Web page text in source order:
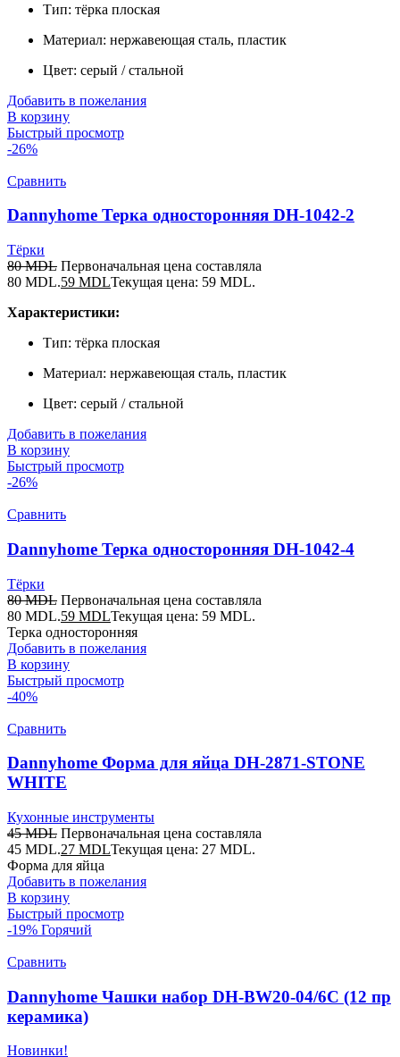
Тип: тёрка плоская
Материал: нержавеющая сталь, пластик
Цвет: серый / стальной
Добавить в пожелания
В корзину
Быстрый просмотр
-26%
Сравнить
Dannyhome Терка односторонняя DH-1042-2
Тёрки
80MDL Первоначальная цена составляла
80 MDL.59 MDLТекущая цена: 59 MDL.
Характеристики:
Тип: тёрка плоская
Материал: нержавеющая сталь, пластик
Цвет: серый / стальной
Добавить в пожелания
В корзину
Быстрый просмотр
-26%
Сравнить
Dannyhome Терка односторонняя DH-1042-4
Тёрки
80MDL Первоначальная цена составляла
80 MDL.59 MDLТекущая цена: 59 MDL.
Терка односторонняя
Добавить в пожелания
В корзину
Быстрый просмотр
-40%
Сравнить
Dannyhome Форма для яйца DH-2871-STONE
WHITE
Кухонные инструменты
45MDL Первоначальная цена составляла
45 MDL.27 MDLТекущая цена: 27 MDL.
Форма для яйца
Добавить в пожелания
В корзину
Быстрый просмотр
-19% Горячий
Сравнить
Dannyhome Чашки набор DH-BW20-04/6C (12 пр
керамика)
Новинки!